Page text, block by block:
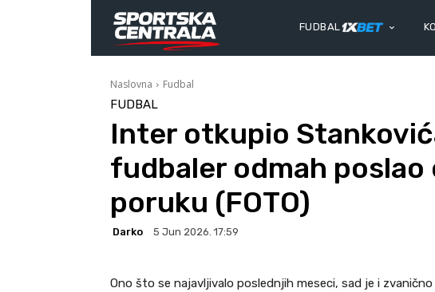
FUDBAL
Naslovna Fudbal
FUDBAL
Inter otkupio
fudbaler odmah
poruku (FOTO)
Darko 5 Jun 2026. 17:59
Ono što se najavljivalo poslednjih meseci, sad je i